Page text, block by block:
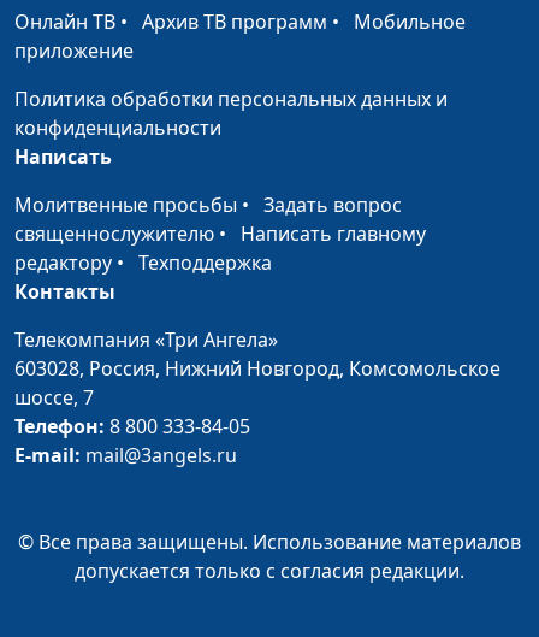
Павел Зубков, доктор
Божье раскаяние
Юлия Синицына,
Жить вместе
Юлия Синицына,
Павел Зубков, доктор
Странноприимство:
забытая добродетель
богословия
Свои и чужие (вторая
часть)
часть)
Павел Зубков, доктор
богословия
Онлайн ТВ • Архив ТВ программ • Мобильное
приложение
Политика обработки персональных данных и
конфиденциальности
Написать
Молитвенные просьбы • Задать вопрос
священнослужителю • Написать главному
редактору • Техподдержка
Контакты
Телекомпания «Три Ангела»
603028, Россия, Нижний Новгород, Комсомольское
шоссе, 7
Телефон: 8 800 333-84-05
E-mail: mail@3angels.ru
© Все права защищены. Использование материалов
допускается только с согласия редакции.